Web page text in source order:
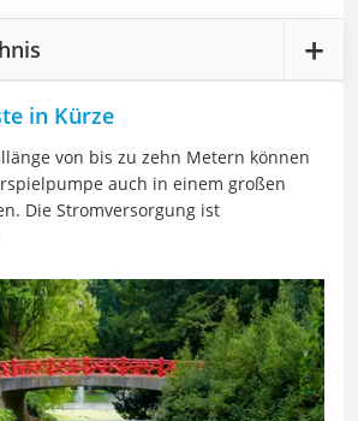
in Kürze
von bis zu zehn Metern können
auch in einem großen
Die Stromversorgung ist